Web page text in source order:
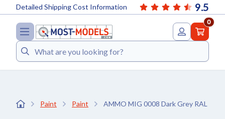
9.5
Detailed Shipping Cost Information
0
Search
Paint Paint AMMO MIG 0008 Dark Grey RAL